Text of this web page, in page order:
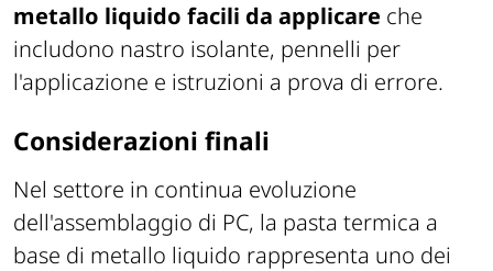
metallo liquido facili da applicare che
includono nastro isolante, pennelli per
l'applicazione e istruzioni a prova di errore.
Considerazioni finali
Nel settore in continua evoluzione
dell'assemblaggio di PC, la pasta termica a
base di metallo liquido rappresenta uno dei